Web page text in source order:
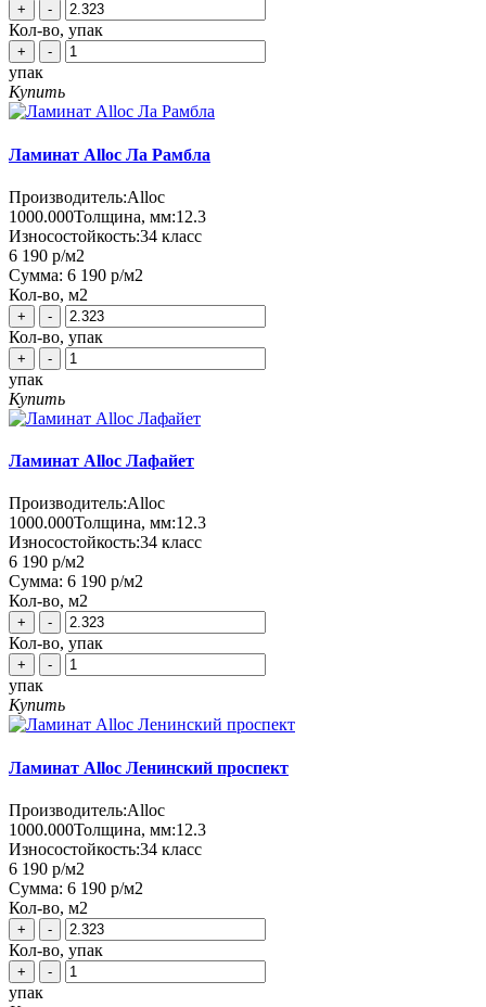
+ -
Кол-во, упак
+ -
упак
Купить
Ламинат Alloc Ла Рамбла
Производитель:Alloc
1000.000Толщина, мм:12.3
Износостойкость:34 класс
6 190 р/м2
Сумма: 6 190 р/м2
Кол-во, м2
+ -
Кол-во, упак
+ -
упак
Купить
Ламинат Alloc Лафайет
Производитель:Alloc
1000.000Толщина, мм:12.3
Износостойкость:34 класс
6 190 р/м2
Сумма: 6 190 р/м2
Кол-во, м2
+ -
Кол-во, упак
+ -
упак
Купить
Ламинат Alloc Ленинский проспект
Производитель:Alloc
1000.000Толщина, мм:12.3
Износостойкость:34 класс
6 190 р/м2
Сумма: 6 190 р/м2
Кол-во, м2
+ -
Кол-во, упак
+ -
упак